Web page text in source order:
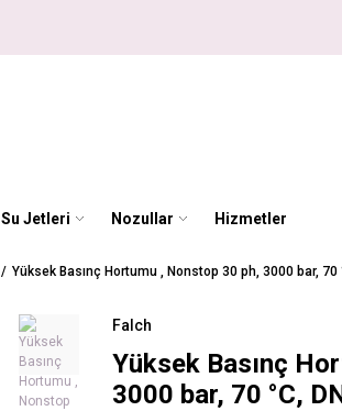
Su Jetleri Nozullar Hizmetler
Yüksek Basınç Hortumu , Nonstop 30 ph, 3000 bar,
Falch
Yüksek Basınç
3000 bar, 70 °C,